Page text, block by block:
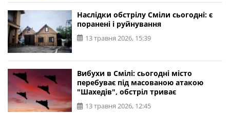
Наслідки обстрілу Сміли сьогодні: є
поранені і руйнування
13 травня 2026, 15:39
Вибухи в Смілі: сьогодні місто
перебуває під масованою атакою
"Шахедів", обстріл триває
13 травня 2026, 12:45